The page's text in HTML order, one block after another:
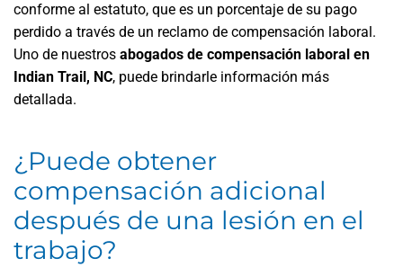
conforme al estatuto, que es un porcentaje de su pago
perdido a través de un reclamo de compensación laboral.
Uno de nuestros abogados de compensación laboral en
Indian Trail, NC, puede brindarle información más
detallada.
¿Puede obtener
compensación adicional
después de una lesión en el
trabajo?